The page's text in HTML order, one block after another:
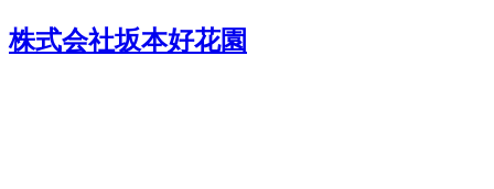
株式会社坂本好花園